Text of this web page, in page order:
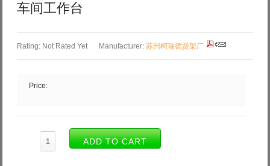
车间工作台
Rating: Not Rated Yet Manufacturer: 苏州柯瑞德货架厂
Price: